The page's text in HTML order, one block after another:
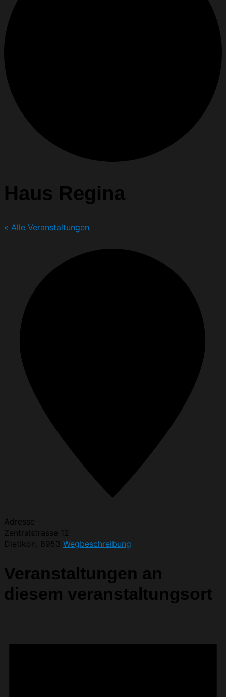
Haus Regina
« Alle Veranstaltungen
Adresse
Zentralstrasse 12
Dietikon 8953 Wegbeschreibung
Veranstaltungen an
diesem veranstaltungsort